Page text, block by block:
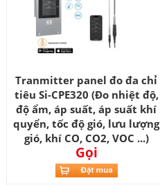
Tranmitter panel đo đa chỉ
tiêu Si-CPE320 (Đo nhiệt độ,
độ ẩm, áp suất, áp suất khí
quyển, tốc độ gió, lưu lượng
gió, khí CO, CO2, VOC ...)
Gọi